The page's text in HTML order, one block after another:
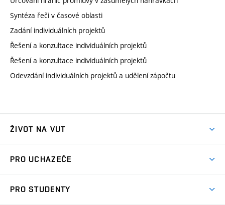
Syntéza řeči v časové oblasti
Zadání individuálních projektů
Řešení a konzultace individuálních projektů
Řešení a konzultace individuálních projektů
Odevzdání individuálních projektů a udělení zápočtu
ŽIVOT NA VUT
Koleje
PRO UCHAZEČE
PRO STUDENTY